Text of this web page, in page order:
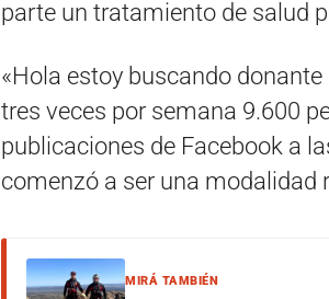
parte un tratamiento de salud
«Hola estoy buscando
tres veces por semana 9.600
publicaciones de Facebook a
comenzó a ser una modalidad
MIRÁ TAMBIÉN